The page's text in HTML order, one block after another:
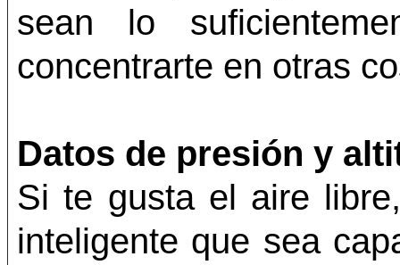
sean lo
concentrarte en otras
Datos de presión y
Si te gusta el aire
inteligente que sea